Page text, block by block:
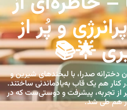
و پُر از
🌟📚
صدرا، با لبخندهای شیرین و
هم یک قاب به‌یادماندنی ساختند.
پُر از تجربه، پیشرفت و دوستی‌ست که در
هم طی شد.